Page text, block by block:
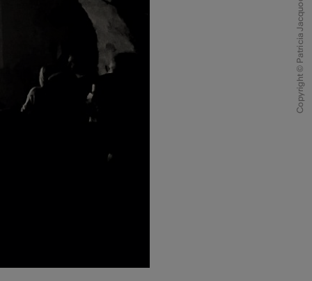
Copyright © Patricia Jacquod